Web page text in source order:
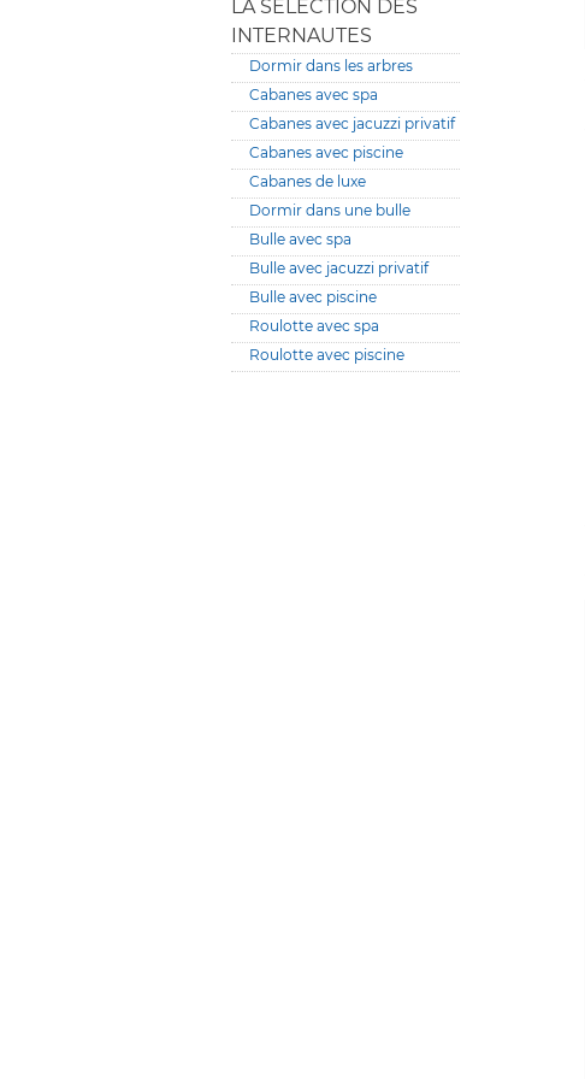
LA SÉLECTION DES
INTERNAUTES
Dormir dans les arbres
Cabanes avec spa
Cabanes avec jacuzzi privatif
Cabanes avec piscine
Cabanes de luxe
Dormir dans une bulle
Bulle avec spa
Bulle avec jacuzzi privatif
Bulle avec piscine
Roulotte avec spa
Roulotte avec piscine